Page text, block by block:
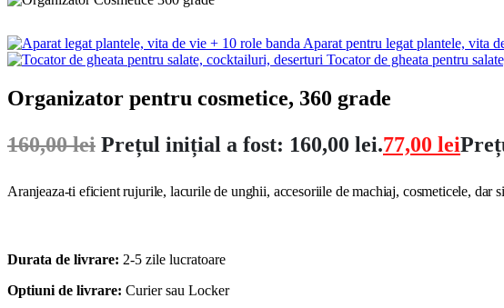
Aparat pentru legat plantele, vita
Tocator de gheata pentru
Organizator pentru cosmetice, 360 grade
160,00lei Prețul inițial a fost: 160,00 lei.77,00 lei
Aranjeaza-ti eficient rujurile, lacurile de unghii, accesoriile de machiaj, cosmeticele, dar
Durata de livrare: 2-5 zile lucratoare
Optiuni de livrare: Curier sau Locker